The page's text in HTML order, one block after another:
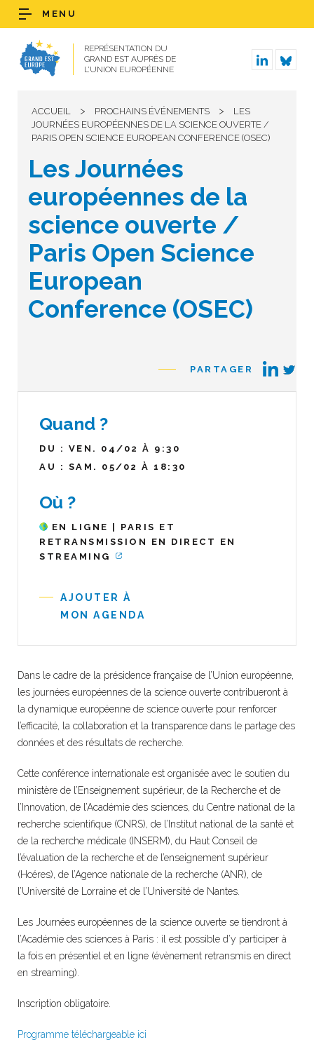
REPRÉSENTATION DU
GRAND EST AUPRÈS DE
L’UNION EUROPÉENNE
MENU
ACCUEIL > PROCHAINS ÉVÉNEMENTS >
LES
JOURNÉES EUROPÉENNES DE LA SCIENCE OUVERTE /
PARIS OPEN SCIENCE EUROPEAN CONFERENCE (OSEC)
Les Journées
européennes de la
science ouverte /
Paris Open Science
European
Conference (OSEC)
PARTAGER
Quand ?
DU : VEN. 04/02 À 9:30
AU : SAM. 05/02 À 18:30
Où ?
EN LIGNE | PARIS ET
RETRANSMISSION EN DIRECT EN
STREAMING
AJOUTER À
MON AGENDA
Dans le cadre de la présidence française de l’Union européenne,
les journées européennes de la science ouverte contribueront à
la dynamique européenne de science ouverte pour renforcer
l’efficacité, la collaboration et la transparence dans le partage des
données et des résultats de recherche.
Cette conférence internationale est organisée avec le soutien du
ministère de l’Enseignement supérieur, de la Recherche et de
l’Innovation, de l’Académie des sciences, du Centre national de la
recherche scientifique (CNRS), de l’Institut national de la santé et
de la recherche médicale (INSERM), du Haut Conseil de
l’évaluation de la recherche et de l’enseignement supérieur
(Hcéres), de l’Agence nationale de la recherche (ANR), de
l’Université de Lorraine et de l’Université de Nantes.
Les Journées européennes de la science ouverte se tiendront à
l’Académie des sciences à Paris : il est possible d’y participer à
la fois en présentiel et en ligne (évènement retransmis en direct
en streaming).
Inscription obligatoire.
Programme téléchargeable ici